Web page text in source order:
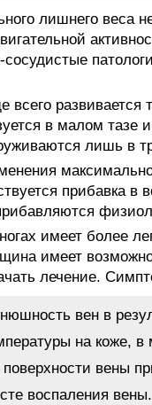
лишнего веса
развивается
в малом тазе
лишь в
прибавка
имеет более
имеет
лечение.
вен в
на коже, в
поверхности вены
воспаления вены.